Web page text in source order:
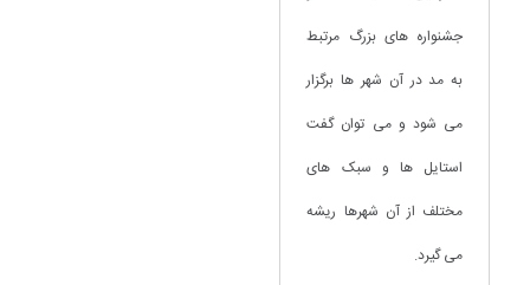
جشنواره های بزرگ مرتبط
به مد در آن شهر ها برگزار
می شود و می توان گفت
استایل ها و سبک های
مختلف از آن شهرها ریشه
می گیرد.